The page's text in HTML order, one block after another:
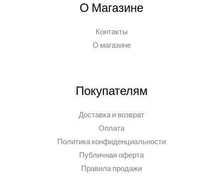
О Магазине
Контакты
О магазине
Покупателям
Доставка и возврат
Оплата
Политика конфиденциальности
Публичная оферта
Правила продажи